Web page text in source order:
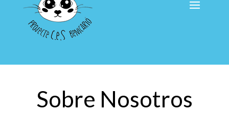
Sobre Nosotros